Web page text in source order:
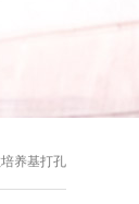
养基打孔